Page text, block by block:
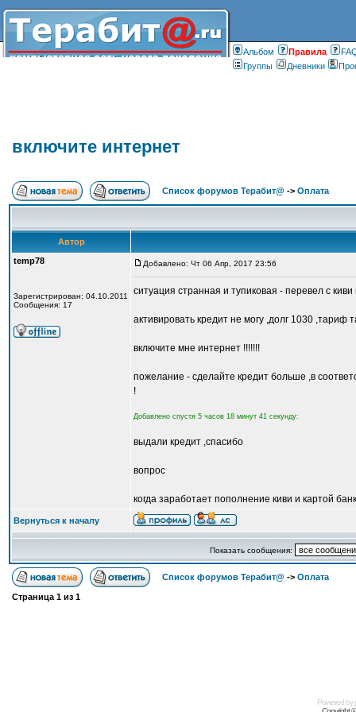
Альбом Правилa
Группы
Дневники
включите интернет
Список форумов Терабит@ -> Оплата
Автор
temp78
Зарегистрирован: 04.10.2011
Сообщения: 17
Добавлено: Чт 06 Апр, 2017 23:56
ситуация странная и тупиковая - перевел с
активировать кредит не могу ,долг 1030 ,тариф
включите мне интернет !!!!!!!
пожелание - сделайте кредит больше ,в
!
Добавлено спустя 5 часов 18 минут 41 секунду:
выдали кредит ,спасибо
вопрос
когда заработает пополнение киви и картой
Вернуться к началу
Показать сообщения:
Список форумов Терабит@ -> Оплата
Страница 1 из 1
Powered by